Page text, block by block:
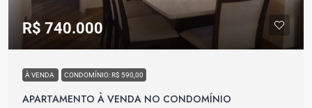
R$ 740.000
À VENDA CONDOMÍNIO: R$ 590,00
APARTAMENTO À VENDA NO CONDOMÍNIO